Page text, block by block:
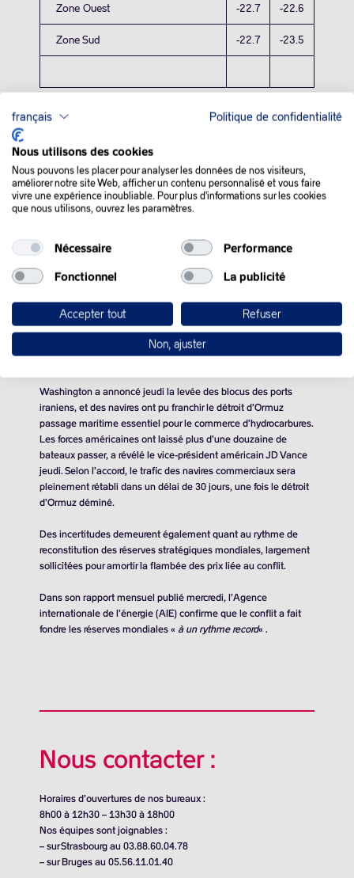
Zone Ouest -22.7 -22.6
Zone Sud -22.7 -23.5
QUE SE PASSE-T-IL
DANS LE MONDE :
opérateurs tentant de mesurer l’impact du protocole d’accord
fraîchement signé par Washington et Téhéran sur les flux
pétroliers dans le Golfe.
Le marché se montre nerveux alors que « les opérateurs
tentent d’évaluer la quantité de pétrole qui peut être
immédiatement disponible sur le marché » au lendemain de la
signature d’un protocole d’accord par les Etats-Unis et l’Iran.
Washington a annoncé jeudi la levée des blocus des ports
iraniens, et des navires ont pu franchir le détroit d’Ormuz
passage maritime essentiel pour le commerce d’hydrocarbures.
Les forces américaines ont laissé plus d’une douzaine de
bateaux passer, a révélé le vice-président américain JD Vance
jeudi. Selon l’accord, le trafic des navires commerciaux sera
pleinement rétabli dans un délai de 30 jours, une fois le détroit
d’Ormuz déminé.
Des incertitudes demeurent également quant au rythme de
reconstitution des réserves stratégiques mondiales, largement
sollicitées pour amortir la flambée des prix liée au conflit.
Dans son rapport mensuel publié mercredi, l’Agence
internationale de l’énergie (AIE) confirme que le conflit a fait
fondre les réserves mondiales « à un rythme record« .
Nous contacter :
Horaires d’ouvertures de nos bureaux :
8h00 à 12h30 – 13h30 à 18h00
Nos équipes sont joignables :
– sur Strasbourg au 03.88.60.04.78
– sur Bruges au 05.56.11.01.40
français Politique de confidentialité
Nous utilisons des cookies
Nous pouvons les placer pour analyser les données de nos visiteurs,
améliorer notre site Web, afficher un contenu personnalisé et vous faire
vivre une expérience inoubliable. Pour plus d'informations sur les cookies
que nous utilisons, ouvrez les paramètres.
Nécessaire Performance
Fonctionnel La publicité
Accepter tout Refuser
Non, ajuster